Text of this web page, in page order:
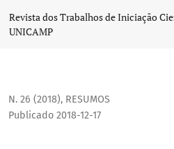
Avaliação em escala
Revista dos Trabalhos de Iniciação
UNICAMP
N. 26 (2018), RESUMOS
Publicado 2018-12-17